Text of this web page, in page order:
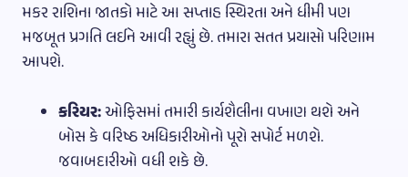
મકર રાશિના જાતકો માટે આ સપ્તાહ સ્થિરતા અને ધીમી પણ
મજબૂત પ્રગતિ લઈને આવી રહ્યું છે. તમારા સતત પ્રયાસો પરિણામ
આપશે.
કરિયર:ઓફિસમાં તમારી કાર્યશૈલીના વખાણ થશે અને
બોસ કે વરિષ્ઠ અધિકારીઓનો પૂરો સપોર્ટ મળશે.
જવાબદારીઓ વધી શકે છે.